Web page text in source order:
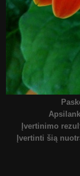
Įvertinimo
Įvertinti šią